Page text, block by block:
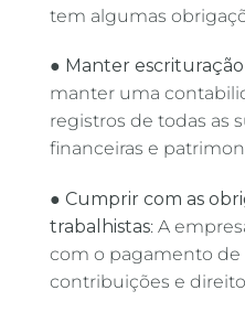
tem algumas
● Manter
manter uma
registros de todas as
financeiras e
● Cumprir com as
trabalhistas: A
com o pagamento de
contribuições e